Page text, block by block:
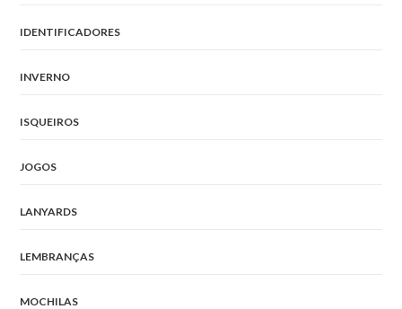
IDENTIFICADORES
INVERNO
ISQUEIROS
JOGOS
LANYARDS
LEMBRANÇAS
MOCHILAS